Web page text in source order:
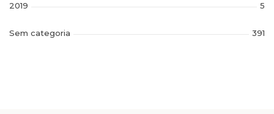
2019 5
Sem categoria 391